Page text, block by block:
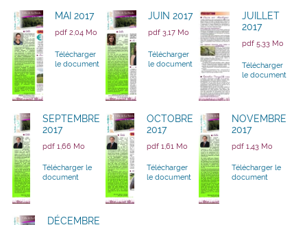
MAI 2017
pdf 2,04 Mo
Télécharger
le document
JUIN 2017
pdf 3,17 Mo
Télécharger
le document
JUILLET
2017
pdf 5,33 Mo
Télécharger
le document
SEPTEMBRE
2017
pdf 1,66 Mo
Télécharger le
document
OCTOBRE
2017
pdf 1,61 Mo
Télécharger
le document
NOVEMBRE
2017
pdf 1,43 Mo
Télécharger le
document
DÉCEMBRE